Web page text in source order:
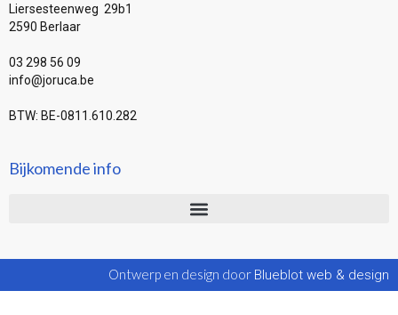
Liersesteenweg 29b1
2590 Berlaar
03 298 56 09
info@joruca.be
BTW: BE-0811.610.282
Bijkomende info
Ontwerp en design door Blueblot web & design